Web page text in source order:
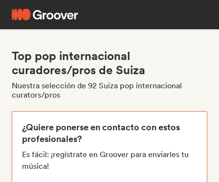
Top pop internacional
curadores/pros de Suiza
Nuestra selección de 92 Suiza pop internacional
curators/pros
¿Quiere ponerse en contacto con estos
profesionales?
Es fácil: ¡regístrate en Groover para enviarles tu
música!